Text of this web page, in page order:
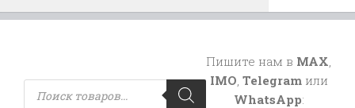
Поиск
товаров
Пишите нам в MAX
IMO Telegramили
WhatsApp: